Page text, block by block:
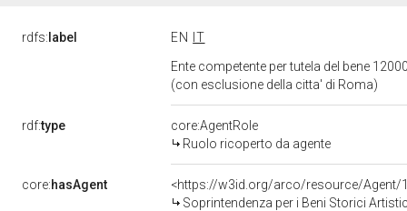
rdfs: label EN
IT
Ente competente per tutela del bene
(con esclusione della citta' di Roma)
rdf:type
core:AgentRole
Ruolo ricoperto da agente
core:hasAgent
<https://w3id.org/arco/resource/Agent/
Soprintendenza per i Beni Storici